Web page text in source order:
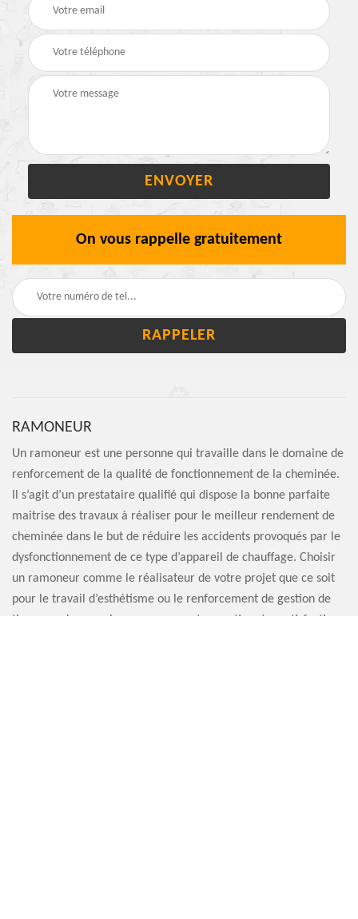
On vous rappelle gratuitement
RAMONEUR
Un ramoneur est une personne qui travaille dans le domaine de
renforcement de la qualité de fonctionnement de la cheminée.
Il s’agit d’un prestataire qualifié qui dispose la bonne parfaite
maitrise des travaux à réaliser pour le meilleur rendement de
cheminée dans le but de réduire les accidents provoqués par le
dysfonctionnement de ce type d’appareil de chauffage. Choisir
un ramoneur comme le réalisateur de votre projet que ce soit
pour le travail d’esthétisme ou le renforcement de gestion de
tirage, sachez que le ramoneur peut garantir votre satisfaction.